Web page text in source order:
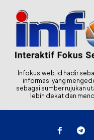
Infokus.web.id hadir
informasi yang
sebagai sumber rujukan
lebih dekat dan